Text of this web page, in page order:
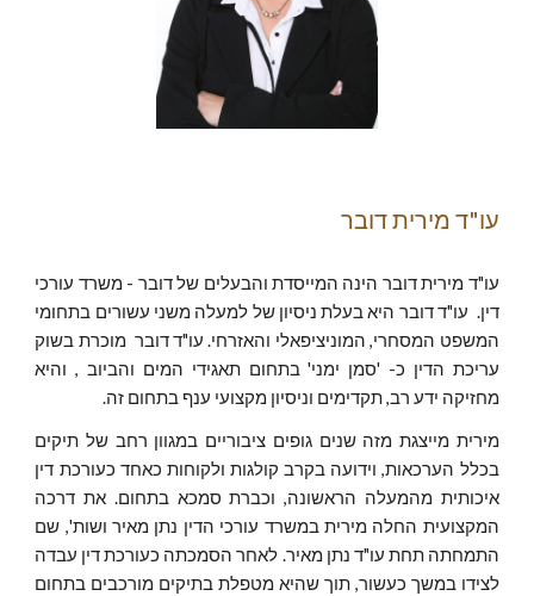
עו"ד מירית דובר
עו"ד מירית דובר הינה המייסדת והבעלים של דובר - משרד עורכי
דין. עו"ד דובר היא בעלת ניסיון של למעלה משני עשורים בתחומי
המשפט המסחרי, המוניציפאלי והאזרחי. עו"ד דובר מוכרת בשוק
עריכת הדין כ- 'סמן ימני' בתחום תאגידי המים והביוב , והיא
מחזיקה ידע רב, תקדימים וניסיון מקצועי ענף בתחום זה.
מירית מייצגת מזה שנים גופים ציבוריים במגוון רחב של תיקים
בכלל הערכאות, וידועה בקרב קולגות ולקוחות כאחד כעורכת דין
איכותית מהמעלה הראשונה, וכברת סמכא בתחום. את דרכה
המקצועית החלה מירית במשרד עורכי הדין נתן מאיר ושות', שם
התמחתה תחת עו"ד נתן מאיר. לאחר הסמכתה כעורכת דין עבדה
לצידו במשך כעשור, תוך שהיא מטפלת בתיקים מורכבים בתחום